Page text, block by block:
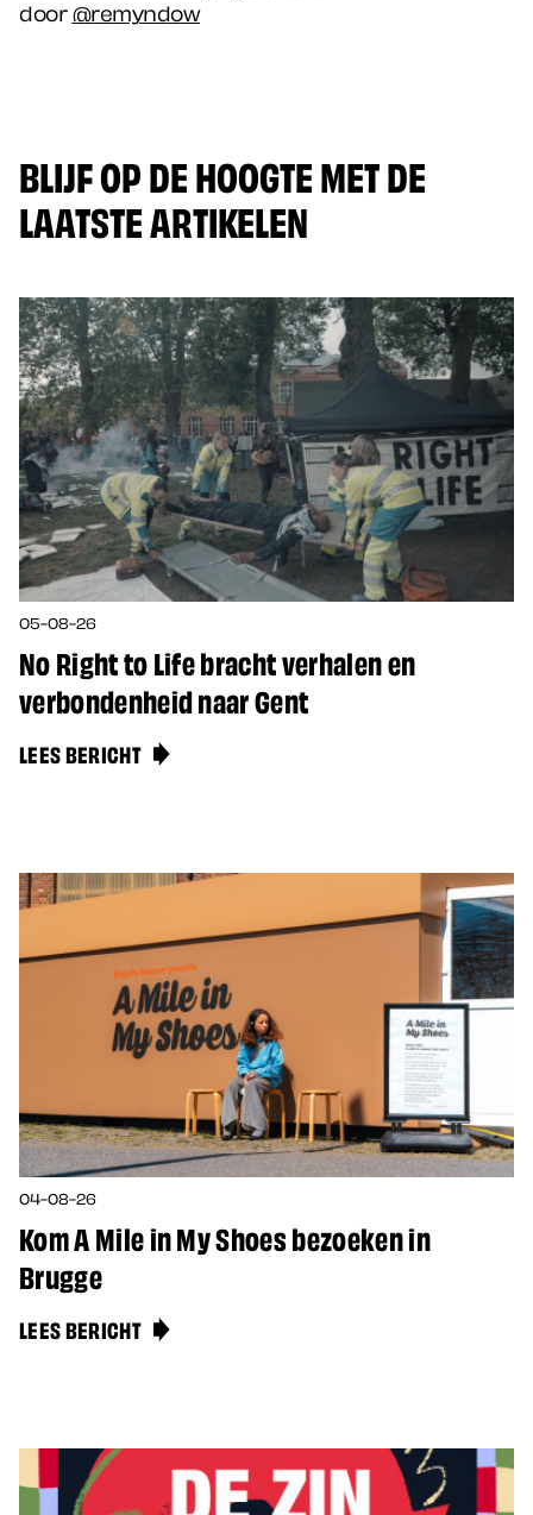
door@remyndow
BLIJF OP DE HOOGTE MET DE
LAATSTE ARTIKELEN
05-08-26
No Right to Life bracht verhalen en
verbondenheid naar Gent
LEES BERICHT
04-08-26
Kom A Mile in My Shoes bezoeken in
Brugge
LEES BERICHT